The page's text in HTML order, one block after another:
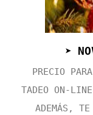
➤
PRECIO
TADEO ON-
ADEMÁS,